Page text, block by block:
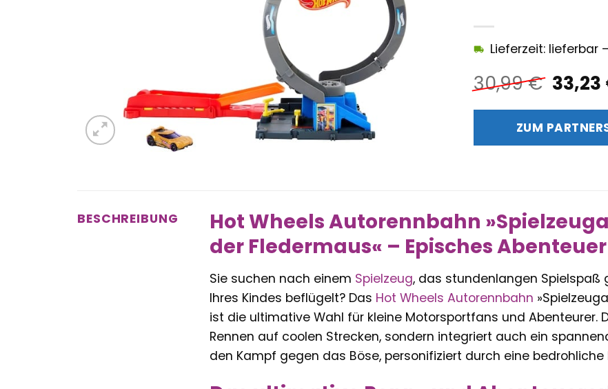
30,99€
Preis
war:
30,99
33,23
Lieferzeit: lieferbar
ZUM
BESCHREIBUNG
Hot Wheels Autorennbahn
der Fledermaus« – Episches
Sie suchen nach einem Spielzeug, das stundenlangen
Ihres Kindes beflügelt? Das Hot Wheels Autorennbahn
ist die ultimative Wahl für kleine Motorsportfans und Abenteurer.
Rennen auf coolen Strecken, sondern integriert auch ein
den Kampf gegen das Böse, personifiziert durch eine bedrohliche